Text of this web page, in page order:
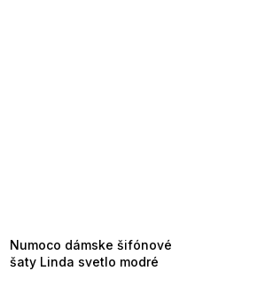
Numoco dámske šifónové
šaty Linda svetlo modré